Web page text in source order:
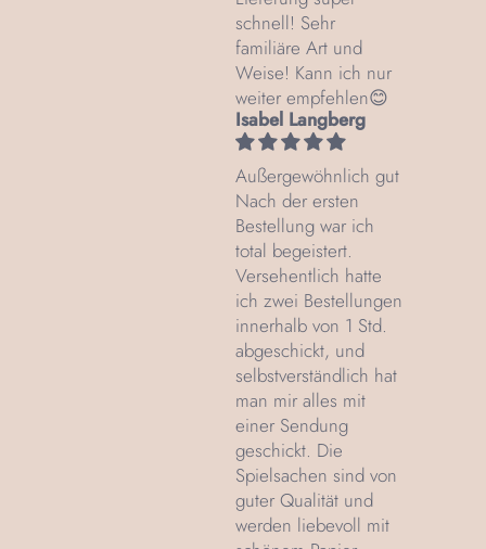
schnell! Sehr
familiäre Art und
Weise! Kann ich nur
weiter empfehlen😊
Isabel Langberg
Außergewöhnlich gut
Nach der ersten
Bestellung war ich
total begeistert.
Versehentlich hatte
ich zwei Bestellungen
innerhalb von 1 Std.
abgeschickt, und
selbstverständlich hat
man mir alles mit
einer Sendung
geschickt. Die
Spielsachen sind von
guter Qualität und
werden liebevoll mit